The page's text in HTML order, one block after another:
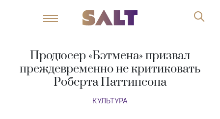
Продюсер «Бэтмена» призвал
преждевременно не критиковать
Роберта Паттинсона
КУЛЬТУРА